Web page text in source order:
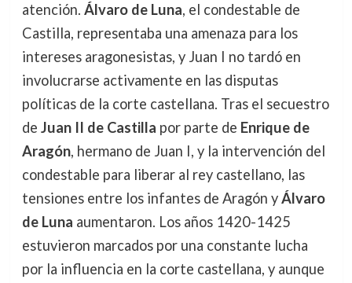
atención. Álvaro de Luna, el condestable de
Castilla, representaba una amenaza para los
intereses aragonesistas, y Juan I no tardó en
involucrarse activamente en las disputas
políticas de la corte castellana. Tras el secuestro
de Juan II de Castilla por parte de Enrique de
Aragón, hermano de Juan I, y la intervención del
condestable para liberar al rey castellano, las
tensiones entre los infantes de Aragón yÁlvaro
de Luna aumentaron. Los años 1420-1425
estuvieron marcados por una constante lucha
por la influencia en la corte castellana, y aunque